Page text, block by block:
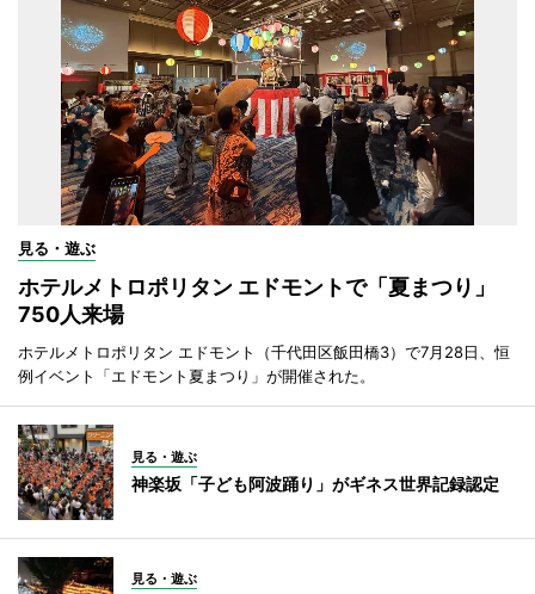
見る・遊ぶ
ホテルメトロポリタン エドモントで「夏まつり」
750人来場
ホテルメトロポリタン エドモント（千代田区飯田橋3）で7月28日、恒
例イベント「エドモント夏まつり」が開催された。
見る・遊ぶ
神楽坂「子ども阿波踊り」がギネス世界記録認定
見る・遊ぶ